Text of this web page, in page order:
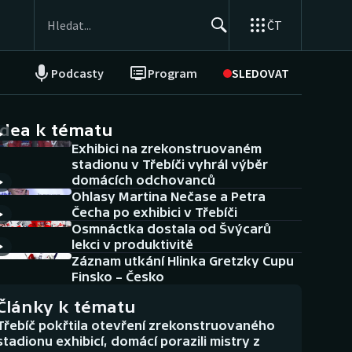
ČT
Podcasty Program SLEDOVAT
NEPŘEHLÉDNĚTE
Historické návraty
Aplikace ČT sport
AZ kvíz
k tématu
Exhibici na zrekonstruovaném
stadionu v Třebíči vyhrál výběr
domácích odchovanců
Ohlasy Martina Nečase a Petra
Čecha po exhibici v Třebíči
Osmnáctka dostala od Švýcarů
lekci v produktivitě
Záznam utkání Hlinka Gretzky Cupu
Finsko – Česko
k tématu
pokřtila otevření zrekonstruovaného
exhibicí, domácí porazili mistry z